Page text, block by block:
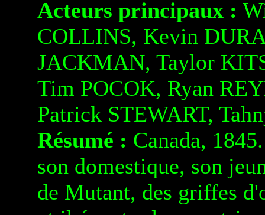
Acteurs principaux :
COLLINS, Kevin
JACKMAN, Taylor
Tim POCOK, Ryan
Patrick STEWART,
Résumé : Canada,
son domestique, son
de Mutant, des griffes